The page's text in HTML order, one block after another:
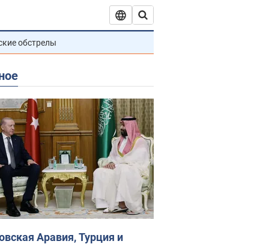
обстрелы
Аравия, Турция и